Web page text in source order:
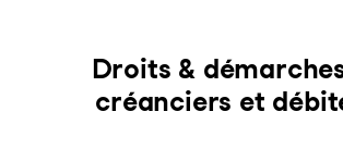
Droits &
créanciers et